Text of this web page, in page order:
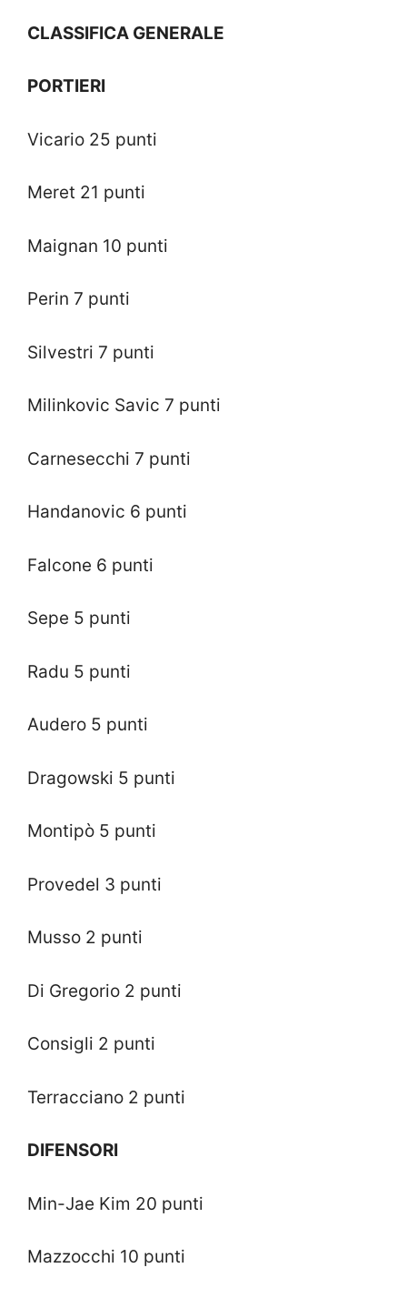
CLASSIFICA GENERALE
PORTIERI
Vicario 25 punti
Meret 21 punti
Maignan 10 punti
Perin 7 punti
Silvestri 7 punti
Milinkovic Savic 7 punti
Carnesecchi 7 punti
Handanovic 6 punti
Falcone 6 punti
Sepe 5 punti
Radu 5 punti
Audero 5 punti
Dragowski 5 punti
Montipò 5 punti
Provedel 3 punti
Musso 2 punti
Di Gregorio 2 punti
Consigli 2 punti
Terracciano 2 punti
DIFENSORI
Min-Jae Kim 20 punti
Mazzocchi 10 punti